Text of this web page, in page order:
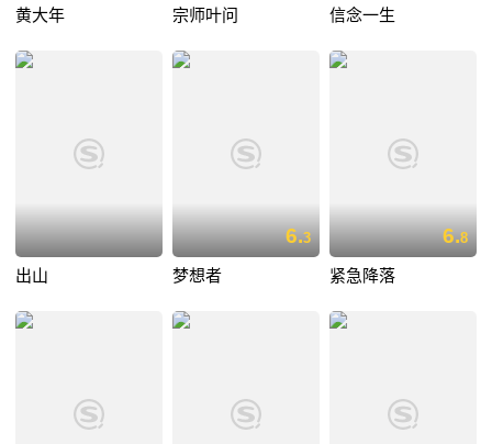
黄大年 宗师叶问 信念一生
出山
6.3
梦想者
6.8
紧急降落